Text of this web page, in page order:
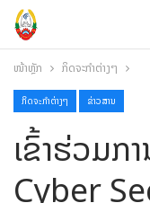
ໜ້າຫຼັກ ກິດຈະກຳຕ່າງໆ
ກິດຈະກຳຕ່າງໆ ຂ່າວສານ
ເຂົ້າຮ່ວມກ
Cyber